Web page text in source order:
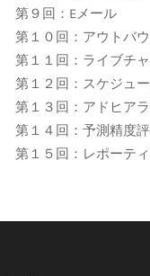
第９回：Eメール
第１０回：アウトバ
第１１回：ライブチャ
第１２回：スケジュ
第１３回：アドヒア
第１４回：予測精度
第１５回：レポーテ